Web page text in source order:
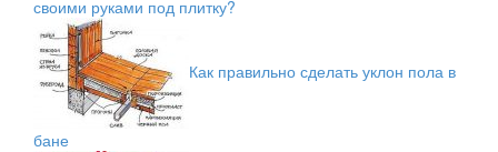
своими руками под плитку?
Как правильно сделать уклон пола в
бане